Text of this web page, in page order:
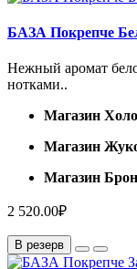
БАЗА Покрепче
Нежный аромат
нотками..
Магазин
Магазин
Магазин
2 520.00₽
В резерв